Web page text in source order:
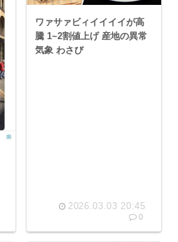
ワァサァビィイイイイが高
騰 1~2割値上げ 産地の異常
気象 わさび
2026.03.03 20:45
0